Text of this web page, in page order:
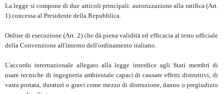
La legge si compone di due articoli principali: autorizzazione alla ratifica (Art.
1) concessa al Presidente della Repubblica.
Ordine di esecuzione (Art. 2) che dà piena validità ed efficacia al testo ufficiale
della Convenzione all'interno dell'ordinamento italiano.
L'accordo internazionale allegato alla legge interdice agli Stati membri di
usare tecniche di ingegneria ambientale capaci di causare effetti distruttivi, di
vasta portata, duraturi o gravi come mezzo di distruzione, danno o pregiudizio